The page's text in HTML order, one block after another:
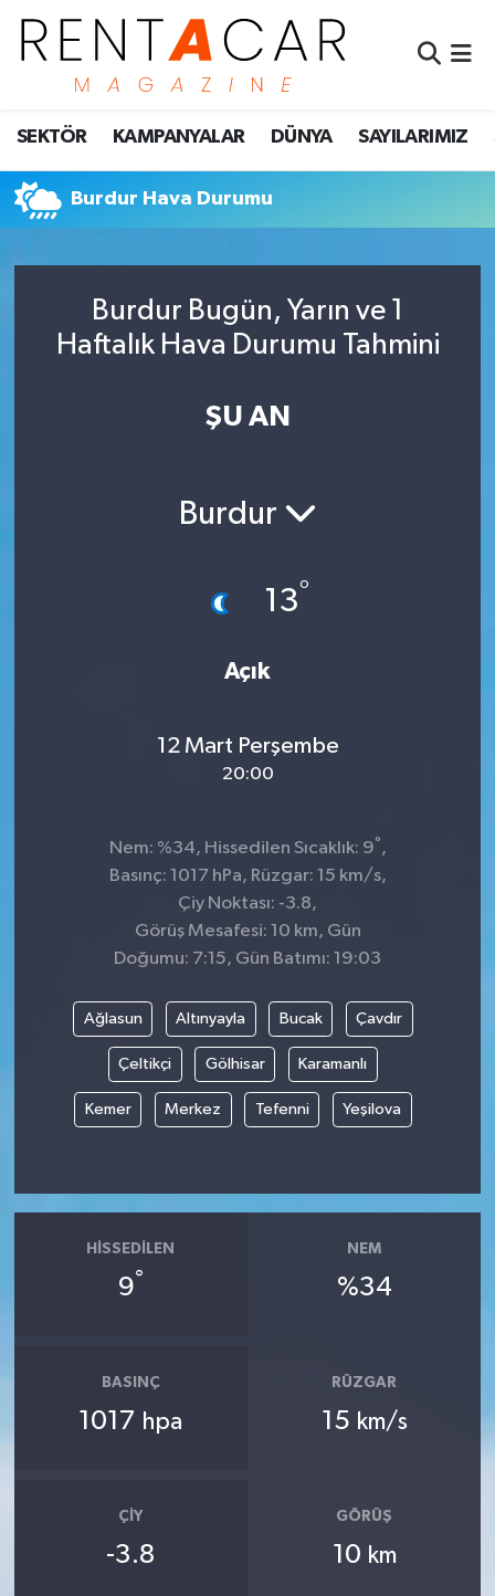
SEKTÖR KAMPANYALAR DÜNYA SAYILARIMIZ
Burdur Hava Durumu
Burdur Bugün, Yarın ve 1
Haftalık Hava Durumu Tahmini
ŞU AN
Burdur
13°
Açık
12 Mart Perşembe
20:00
Nem: %34, Hissedilen Sıcaklık: 9° ,
Basınç: 1017 hPa, Rüzgar: 15 km/s,
Çiy Noktası: -3.8,
Görüş Mesafesi: 10 km, Gün
Doğumu: 7:15, Gün Batımı: 19:03
Ağlasun Altınyayla Bucak Çavdır
Çeltikçi Gölhisar Karamanlı
Kemer Merkez Tefenni Yeşilova
HISSEDILEN
9°
NEM
%34
BASINÇ
1017 hpa
RÜZGAR
15 km/s
ÇIY
-3.8
GÖRÜŞ
10 km
İstanbul Nöbetçi Eczaneler
İstanbul Hava Durumu
İstanbul Namaz Vakitleri
Süper Lig Puan Durumu ve Fikstür
Son Dakika Haberleri